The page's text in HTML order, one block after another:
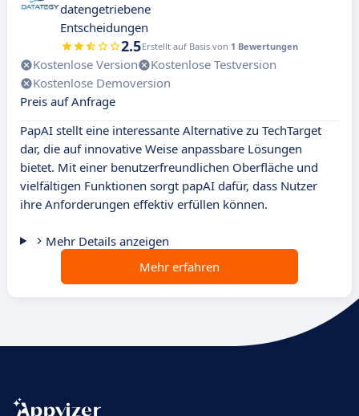
datengetriebene
Entscheidungen
2.5Erstellt auf Basis von 1 Bewertungen
Kostenlose Version
Kostenlose Testversion
Kostenlose Demoversion
Preis auf Anfrage
PapAI stellt eine interessante Alternative zu TechTarget
dar, die auf innovative Weise anpassbare Lösungen
bietet. Mit einer benutzerfreundlichen Oberfläche und
vielfältigen Funktionen sorgt papAI dafür, dass Nutzer
ihre Anforderungen effektiv erfüllen können.
Mehr Details anzeigen
Mehr erfahren